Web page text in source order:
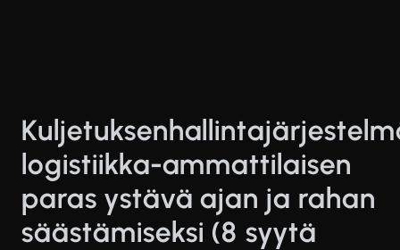
logistiikka-ammattilaisen
paras ystävä ajan ja rahan
säästämiseksi (8 syytä